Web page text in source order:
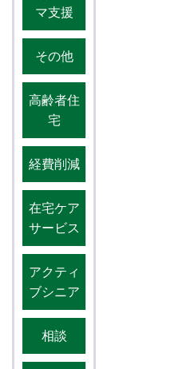
マ支援
その他
高齢者住
宅
経費削減
在宅ケア
サービス
アクティ
ブシニア
相談